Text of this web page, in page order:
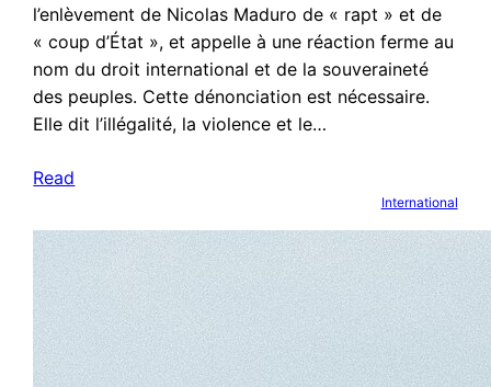
l’enlèvement de Nicolas Maduro de « rapt » et de
« coup d’État », et appelle à une réaction ferme au
nom du droit international et de la souveraineté
des peuples. Cette dénonciation est nécessaire.
Elle dit l’illégalité, la violence et le…
Read
International